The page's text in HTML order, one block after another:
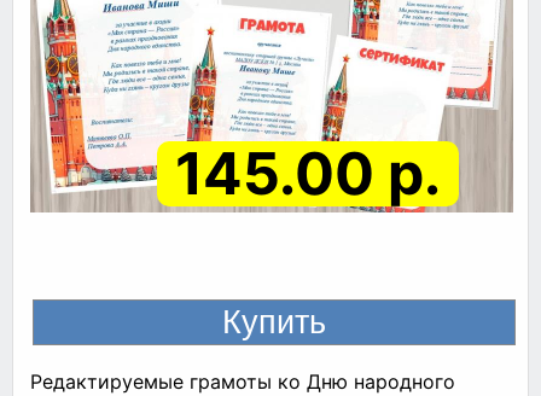
145.00 р.
Редактируемые грамоты ко Дню народного